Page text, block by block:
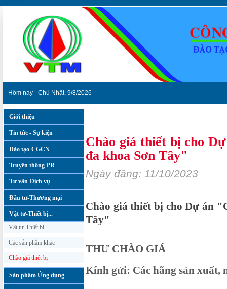
Hôm nay - Chủ Nhật, 9/8/2026
Giới thiệu
Tin tức - Sự kiện
Đào tạo-CGCN
Truyền thông-PR
Tư vấn-Dịch vụ
Đầu tư-Thương mại
Vật tư-Thiết bị...
Vật tư-Thiết bị...
Các sản phẩm khác
Chào giá thiết bị
Sản phẩm Ứng dụng
Chào giá thiết bị cho
đa khoa Sơn Tây"
Ngày đăng: 11/10/2023
Chào giá thiết bị cho Dự án
Tây"
THƯ CHÀO GIÁ
Kính gửi: Các hãng sản xuất,